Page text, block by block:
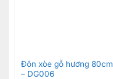
Đôn xòe gỗ hương 80cm
– DG006